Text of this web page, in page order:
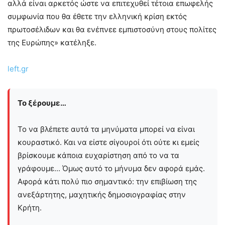
αλλά είναι αρκετός ώστε να επιτεχυθεί τέτοια επωφελής
συμφωνία που θα έθετε την ελληνική κρίση εκτός
πρωτοσέλιδων και θα ενέπνεε εμπιστοσύνη στους πολίτες
της Ευρώπης» κατέληξε.
left.gr
Το ξέρουμε…
Το να βλέπετε αυτά τα μηνύματα μπορεί να είναι
κουραστικό. Και να είστε σίγουροί ότι ούτε κι εμείς
βρίσκουμε κάποια ευχαρίστηση από το να τα
γράφουμε... Όμως αυτό το μήνυμα δεν αφορά εμάς.
Αφορά κάτι πολύ πιο σημαντικό: την επιβίωση της
ανεξάρτητης, μαχητικής δημοσιογραφίας στην
Kρήτη.